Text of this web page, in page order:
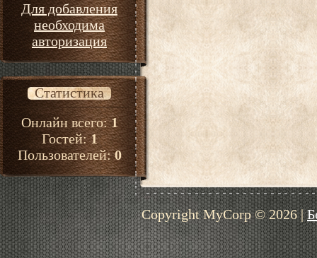
Для добавления
необходима
авторизация
Статистика
Онлайн всего:1
Гостей:1
Пользователей:0
Copyright MyCorp © 2026|